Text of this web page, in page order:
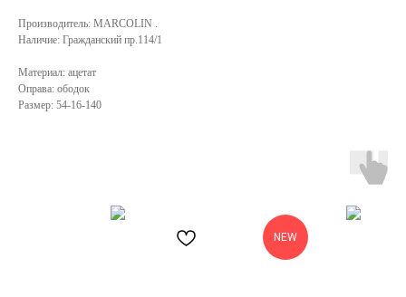
Производитель: MARCOLIN .
Наличие: Гражданский пр.114/1
Материал: ацетат
Оправа: ободок
Размер: 54-16-140
NEW